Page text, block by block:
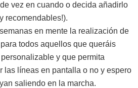
vez en cuando o decida añadirlo
recomendables!).
en mente la realización de
todos aquellos que queráis
y que permita
las líneas en pantalla o no y espero
saliendo en la marcha.